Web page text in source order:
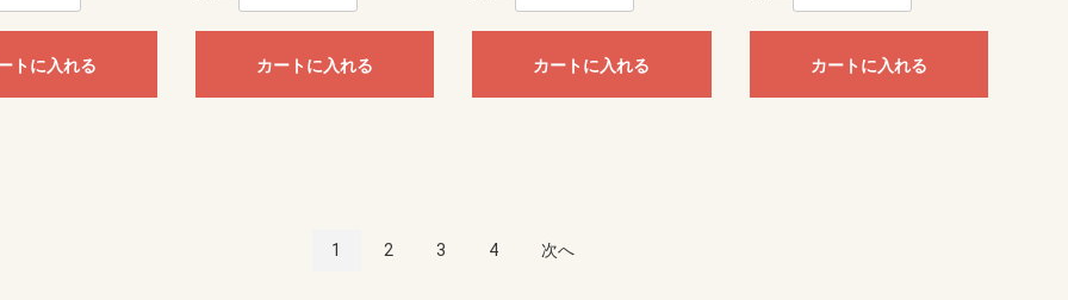
トに入れる カートに入れる カートに入れる カートに入れる
1 2 3 4 次へ